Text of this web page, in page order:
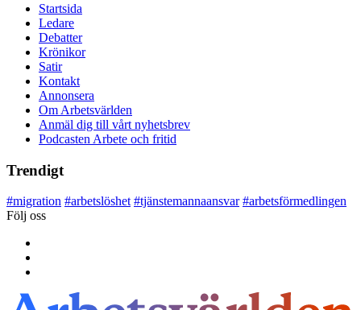
Startsida
Ledare
Debatter
Krönikor
Satir
Kontakt
Annonsera
Om Arbetsvärlden
Anmäl dig till vårt nyhetsbrev
Podcasten Arbete och fritid
Trendigt
#migration #arbetslöshet #tjänstemannaansvar #arbetsförmedlingen
Följ oss